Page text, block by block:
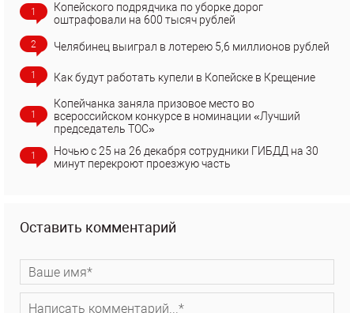
1
Копейского подрядчика по уборке дорог
оштрафовали на 600 тысяч рублей
2 Челябинец выиграл в лотерею 5,6 миллионов рублей
1 Как будут работать купели в Копейске в Крещение
1
Копейчанка заняла призовое место во
всероссийском конкурсе в номинации «Лучший
председатель ТОС»
1
Ночью с 25 на 26 декабря сотрудники ГИБДД на 30
минут перекроют проезжую часть
Оставить комментарий